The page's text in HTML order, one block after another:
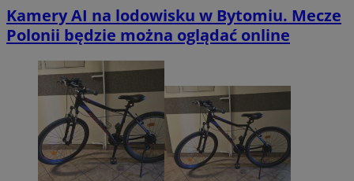
Kamery AI na lodowisku w Bytomiu. Mecze
Polonii będzie można oglądać online